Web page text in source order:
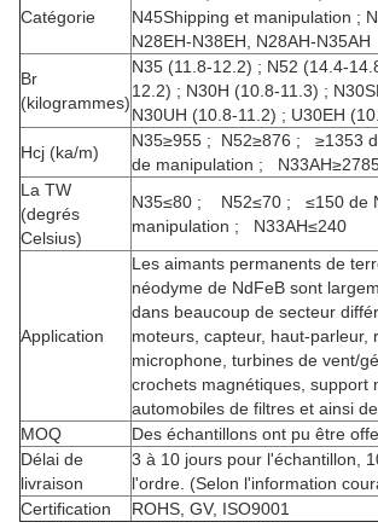
Catégorie
N45Shipping et manipulation ;
N28EH-N38EH, N28AH-N35AH
Br
(kilogrammes)
N35 (11.8-12.2) ; N52 (14.4-
12.2) ; N30H (10.8-11.3) ;
N30UH (10.8-11.2) ; U30EH
Hcj (ka/m)
N35≥955 ; N52≥876 ; ≥1353
de manipulation ;
La TW
(degrés
Celsius)
N35≤80 ; N52≤70 ; ≤150 de
manipulation ; N33AH≤240
Application
Les aimants permanents de
néodyme de NdFeB sont
dans beaucoup de secteur
moteurs, capteur, haut-parleur,
microphone, turbines de vent/
crochets magnétiques, support
automobiles de filtres et ainsi
MOQ
Des échantillons ont pu être
Délai de
livraison
3 à 10 jours pour l'échantillon,
l'ordre. (Selon l'information
Certification
ROHS, GV, ISO9001